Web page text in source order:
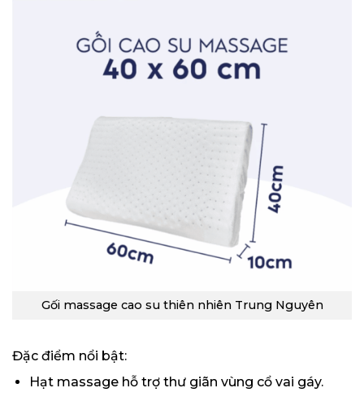
Gối massage cao su thiên nhiên Trung Nguyên
Đặc điểm nổi bật:
Hạt massage hỗ trợ thư giãn vùng cổ vai gáy.